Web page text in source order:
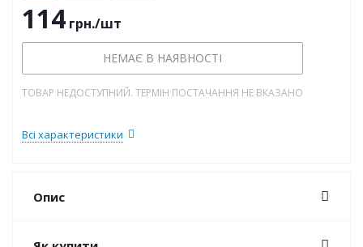
114 грн./шт
НЕМАЄ В НАЯВНОСТІ
ТОВАР НЕДОСТУПНИЙ. ТЕРМІН ПОСТАЧАННЯ НЕ ВКАЗАНО
Всі характеристики
Опис